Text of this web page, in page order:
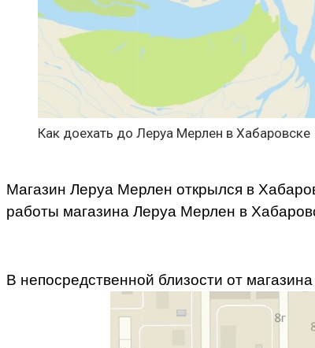
Как доехать до Леруа Мерлен в Хабаровске
Магазин Леруа Мерлен открылся в
работы магазина Леруа Мерлен в
В непосредственной близости от